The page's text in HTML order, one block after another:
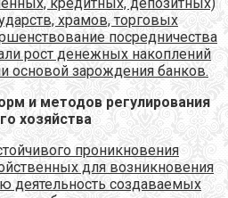
храмов, торговых
посредничества
рост денежных накоплений
основой зарождения банков.
и методов регулирования
хозяйства
проникновения
для возникновения
деятельность создаваемых